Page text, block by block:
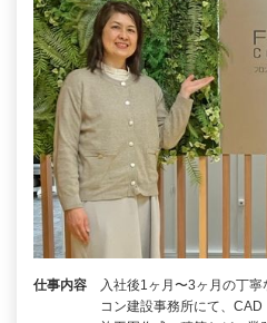
仕事内容
入社後1ヶ月〜3ヶ月の丁
コン建設事務所にて、CAD